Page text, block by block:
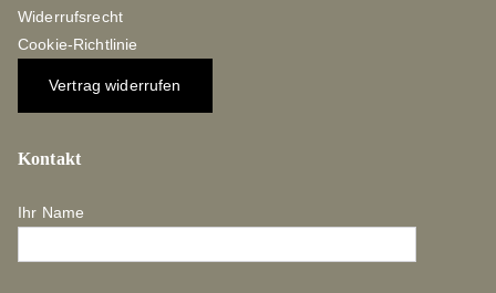
Widerrufsrecht
Cookie-Richtlinie
Vertrag widerrufen
Kontakt
Ihr Name